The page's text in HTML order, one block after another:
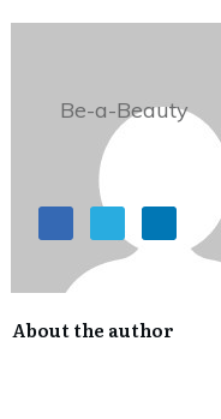
Be-a-Beauty
About the author